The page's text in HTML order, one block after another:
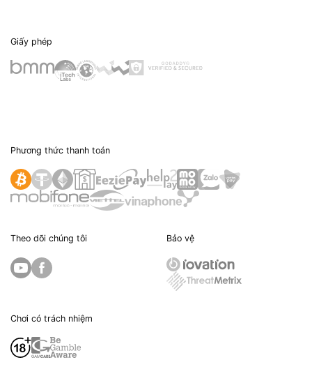
Giấy phép
Phương thức thanh toán
Theo dõi chúng tôi Bảo vệ
Chơi có trách nhiệm